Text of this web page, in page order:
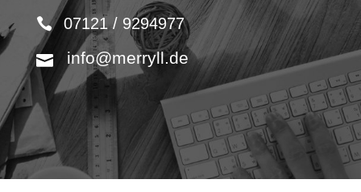
07121 / 9294977
info@merryll.de